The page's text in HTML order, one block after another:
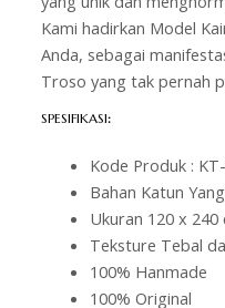
Kami hadirkan Model
Anda, sebagai
Troso yang tak pernah
SPESIFIKASI:
Kode Produk :
Bahan Katun
Ukuran 120 x 240
Teksture Tebal
100% Hanmade
100% Original